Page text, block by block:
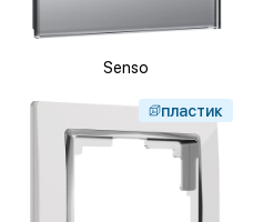
Senso
пластик